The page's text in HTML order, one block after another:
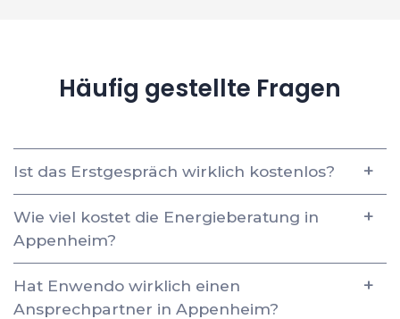
Häufig gestellte Fragen
Ist das Erstgespräch wirklich kostenlos?
Wie viel kostet die Energieberatung in
Appenheim?
Hat Enwendo wirklich einen
Ansprechpartner in Appenheim?